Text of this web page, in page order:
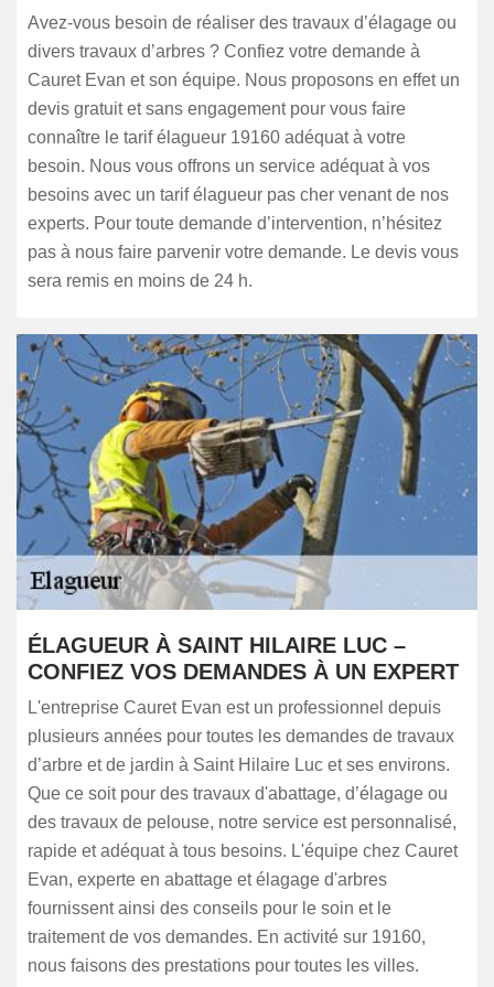
Avez-vous besoin de réaliser des travaux d’élagage ou
divers travaux d’arbres ? Confiez votre demande à
Cauret Evan et son équipe. Nous proposons en effet un
devis gratuit et sans engagement pour vous faire
connaître le tarif élagueur 19160 adéquat à votre
besoin. Nous vous offrons un service adéquat à vos
besoins avec un tarif élagueur pas cher venant de nos
experts. Pour toute demande d’intervention, n’hésitez
pas à nous faire parvenir votre demande. Le devis vous
sera remis en moins de 24 h.
ÉLAGUEUR À SAINT HILAIRE LUC –
CONFIEZ VOS DEMANDES À UN EXPERT
L'entreprise Cauret Evan est un professionnel depuis
plusieurs années pour toutes les demandes de travaux
d’arbre et de jardin à Saint Hilaire Luc et ses environs.
Que ce soit pour des travaux d'abattage, d’élagage ou
des travaux de pelouse, notre service est personnalisé,
rapide et adéquat à tous besoins. L'équipe chez Cauret
Evan, experte en abattage et élagage d'arbres
fournissent ainsi des conseils pour le soin et le
traitement de vos demandes. En activité sur 19160,
nous faisons des prestations pour toutes les villes.